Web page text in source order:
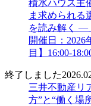
積水ハウス主
ま求められる
を読み解く ―
開催日：2026
目】16:00-
終了しました
三井不動産リ
方”と“働く場